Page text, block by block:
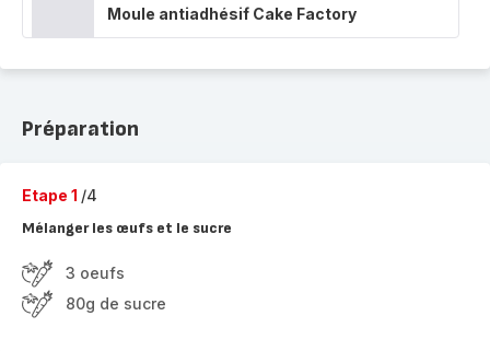
Moule antiadhésif Cake Factory
Préparation
Etape 1 /4
Mélanger les œufs et le sucre
3 oeufs
80g de sucre